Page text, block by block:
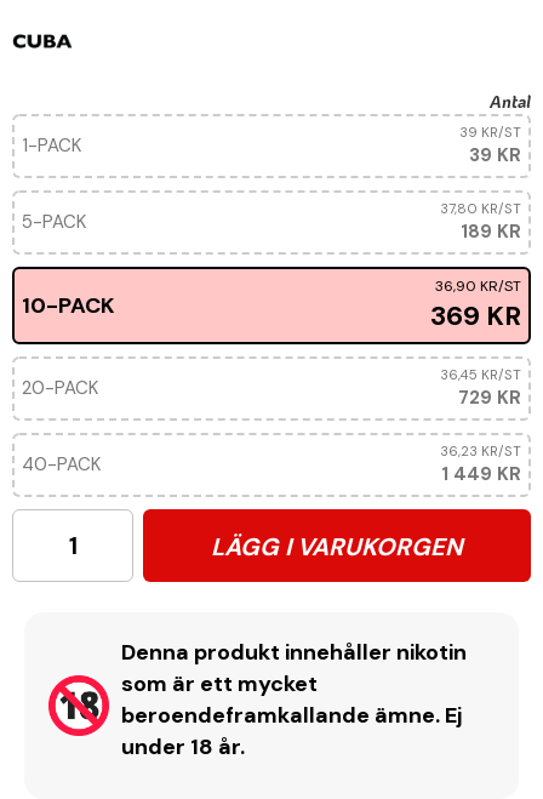
Antal
1-PACK 39 KR
39 KR/ST
5-PACK 189 KR
37,80 KR/ST
10-PACK 369 KR
36,90 KR/ST
20-PACK 729 KR
36,45 KR/ST
40-PACK 1 449 KR
36,23 KR/ST
LÄGG I VARUKORGEN
Denna produkt innehåller nikotin
som är ett mycket
beroendeframkallande ämne. Ej
under 18 år.